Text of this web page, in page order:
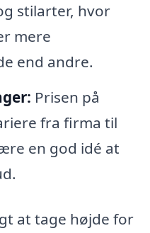
stilarter, hvor
mere
end andre.
Prisen på
fra firma til
en god idé at
at tage højde for